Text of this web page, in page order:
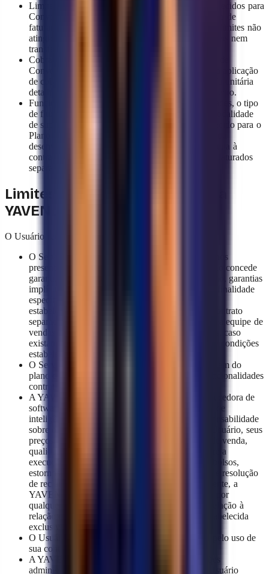
Limites por ciclo de faturamento: os limites estabelecidos para
Conversas e Produtos serão medidos por cada ciclo de
faturamento. Portanto, os saldos não utilizados ou limites não
atingidos dentro de um período não são acumuláveis nem
transferíveis para o ciclo seguinte.
Cobranças por excedente: a superação dos limites de
Conversas estabelecidos no Plano vigente gerará a aplicação
de cobranças por Conversa Extra conforme a tarifa unitária
detalhada na Tabela de Planos do presente documento.
Funcionalidades segundo o Plano: as funcionalidades, o tipo
de fluxo de conversação, o acesso à análise e a modalidade
de suporte estão estritamente limitados ao estabelecido para o
Plano vigente. A solicitação de certas integrações ou
desenvolvimentos personalizados poderá estar sujeita à
contratação de serviços adicionais, os quais serão faturados
separadamente, se for o caso.
Limites de responsabilidade da
YAVENDIO
O Usuário reconhece que:
O Serviço é oferecido de acordo com o disposto nos
presentes Termos e Condições. A YAVENDIO não concede
garantias de qualquer tipo, incluindo, sem limitação, garantias
implícitas de comercialização e adequação a uma finalidade
específica, exceto nos casos em que tenham sido
estabelecidas garantias específicas mediante um contrato
separado para planos específicos negociados com a equipe de
vendas da YAVENDIO. Tais garantias específicas, caso
existam, serão aplicáveis unicamente nos termos e condições
estabelecidos no referido contrato.
O Serviço e as funcionalidades oferecidas dependem do
plano contratado. O Usuário deve verificar as funcionalidades
contratadas de acordo com o plano adquirido.
A YAVENDIO opera exclusivamente como fornecedora de
software de gestão e suporte de vendas por meio de
inteligência artificial, não tendo controle ou responsabilidade
sobre os produtos e/ou serviços oferecidos pelo Usuário, seus
preços, estoque, descrições, promoções, termos de venda,
qualidade, segurança ou conformidade; nem sobre a
execução de pedidos, gestão de cobranças, reembolsos,
estornos ou faturamento, atendimento pós-venda e resolução
de reclamações perante terceiros. Consequentemente, a
YAVENDIO não controla nem se responsabiliza por
qualquer tipo de responsabilidade que surja em relação à
relação contratual derivada de cada transação estabelecida
exclusivamente entre o Usuário e um terceiro.
O Usuário será o único e exclusivo responsável pelo uso de
sua conta e senha.
A YAVENDIO não será responsável por infrações
administrativas, civis ou penais cometidas pelo Usuário